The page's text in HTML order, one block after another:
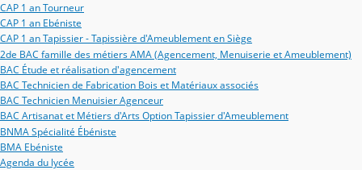
CAP 1 an Tourneur
CAP 1 an Ebéniste
CAP 1 an Tapissier - Tapissière d'Ameublement en Siège
2de BAC famille des métiers AMA (Agencement, Menuiserie et Ameublement)
BAC Étude et réalisation d'agencement
BAC Technicien de Fabrication Bois et Matériaux associés
BAC Technicien Menuisier Agenceur
BAC Artisanat et Métiers d'Arts Option Tapissier d'Ameublement
BNMA Spécialité Ébéniste
BMA Ebéniste
Agenda du lycée